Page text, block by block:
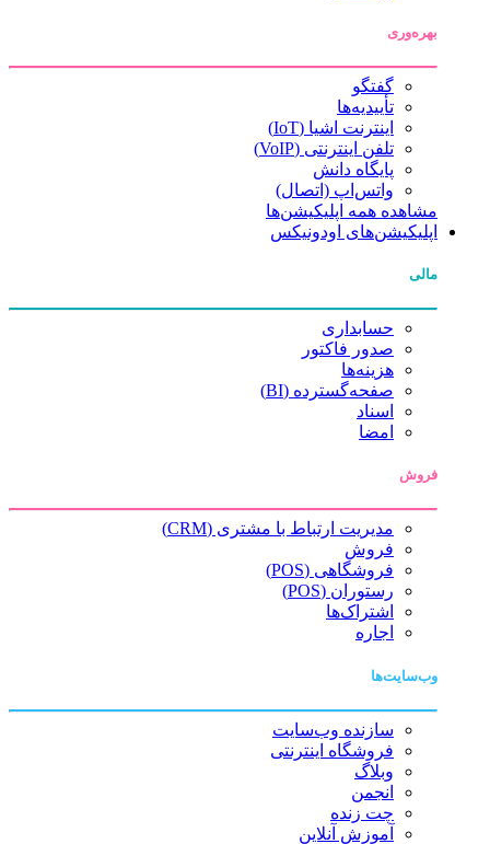
بهره‌وری
گفتگو
تأییدیه‌ها
اینترنت اشیا (IoT)
تلفن اینترنتی (VoIP)
پایگاه دانش
واتس‌اپ (اتصال)
مشاهده همه اپلیکیشن‌ها
اپلیکیشن‌های اودونیکس
مالی
حسابداری
صدور فاکتور
هزینه‌ها
صفحه‌گسترده (BI)
اسناد
امضا
فروش
مدیریت ارتباط با مشتری (CRM)
فروش
فروشگاهی (POS)
رستوران (POS)
اشتراک‌ها
اجاره
وب‌سایت‌ها
سازنده وب‌سایت
فروشگاه اینترنتی
وبلاگ
انجمن
چت زنده
آموزش آنلاین